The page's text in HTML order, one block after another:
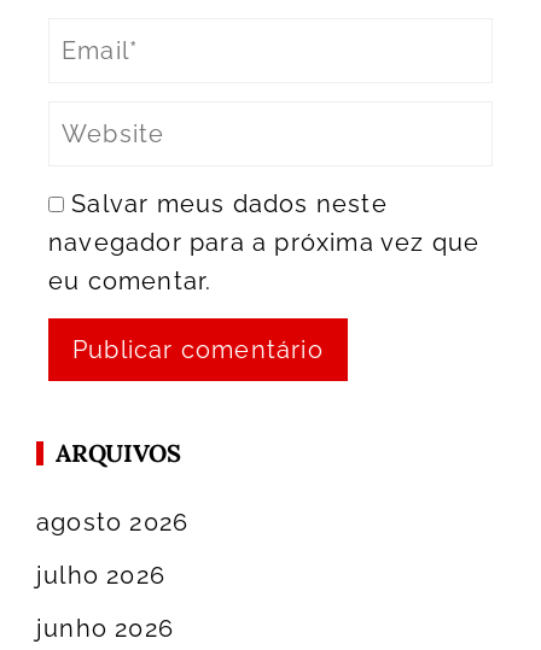
Salvar meus dados neste
navegador para a próxima vez que
eu comentar.
ARQUIVOS
agosto 2026
julho 2026
junho 2026